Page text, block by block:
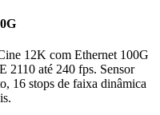
12K com Ethernet 100G
2110 até 240 fps. Sensor
16 stops de faixa dinâmica